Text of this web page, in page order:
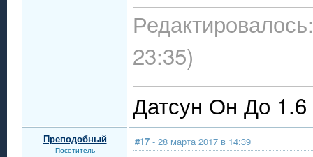
23:35)
Датсун Он До 1.6
Преподобный
Посетитель
#17 - 28 марта 2017 в 14:39